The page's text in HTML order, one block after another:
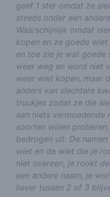
geef 1 ster omdat ze
steeds onder een
Waarschijnlijk omdat
kopen en ze goede
en toe zie je wat goede
weer weg en word niet
weer wiet kopen, maar
anders van slechtere
truukjes zodat ze die
aan niets vermoedende
soorten willen
bedrogen uit. De
wiet en de wiet die je
niet overeen, je rookt
een andere naam, je
liever tussen 2 of 3